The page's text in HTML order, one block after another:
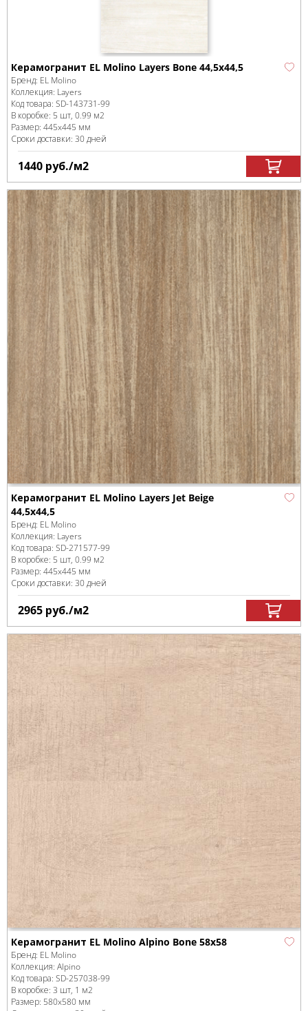
Керамогранит EL Molino Layers Bone 44,5x44,5
Бренд: EL Molino
Коллекция: Layers
Код товара: SD-143731-99
В коробке: 5 шт, 0.99 м2
Размер: 445x445 мм
Сроки доставки: 30 дней
1440 руб./м2
Керамогранит EL Molino Layers Jet Beige
44,5x44,5
Бренд: EL Molino
Коллекция: Layers
Код товара: SD-271577-99
В коробке: 5 шт, 0.99 м2
Размер: 445x445 мм
Сроки доставки: 30 дней
2965 руб./м2
Керамогранит EL Molino Alpino Bone 58x58
Бренд: EL Molino
Коллекция: Alpino
Код товара: SD-257038-99
В коробке: 3 шт, 1 м2
Размер: 580x580 мм